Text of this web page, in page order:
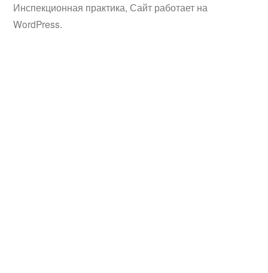
Инспекционная практика, Сайт работает на
WordPress.